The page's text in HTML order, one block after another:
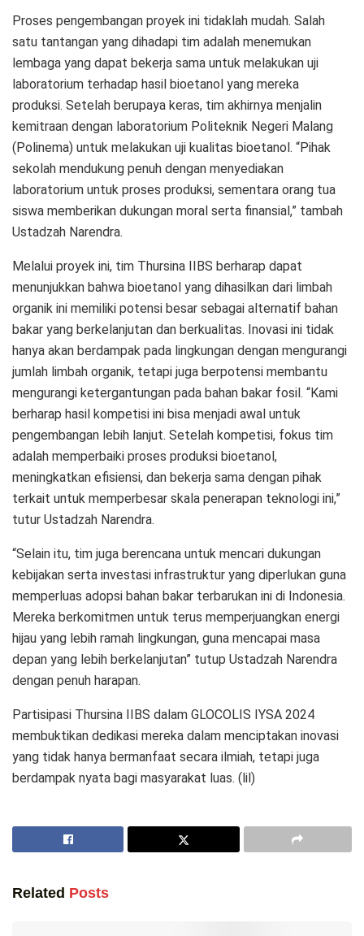
Proses pengembangan proyek ini tidaklah mudah. Salah
satu tantangan yang dihadapi tim adalah menemukan
lembaga yang dapat bekerja sama untuk melakukan uji
laboratorium terhadap hasil bioetanol yang mereka
produksi. Setelah berupaya keras, tim akhirnya menjalin
kemitraan dengan laboratorium Politeknik Negeri Malang
(Polinema) untuk melakukan uji kualitas bioetanol. “Pihak
sekolah mendukung penuh dengan menyediakan
laboratorium untuk proses produksi, sementara orang tua
siswa memberikan dukungan moral serta finansial,” tambah
Ustadzah Narendra.
Melalui proyek ini, tim Thursina IIBS berharap dapat
menunjukkan bahwa bioetanol yang dihasilkan dari limbah
organik ini memiliki potensi besar sebagai alternatif bahan
bakar yang berkelanjutan dan berkualitas. Inovasi ini tidak
hanya akan berdampak pada lingkungan dengan mengurangi
jumlah limbah organik, tetapi juga berpotensi membantu
mengurangi ketergantungan pada bahan bakar fosil. “Kami
berharap hasil kompetisi ini bisa menjadi awal untuk
pengembangan lebih lanjut. Setelah kompetisi, fokus tim
adalah memperbaiki proses produksi bioetanol,
meningkatkan efisiensi, dan bekerja sama dengan pihak
terkait untuk memperbesar skala penerapan teknologi ini,”
tutur Ustadzah Narendra.
“Selain itu, tim juga berencana untuk mencari dukungan
kebijakan serta investasi infrastruktur yang diperlukan guna
memperluas adopsi bahan bakar terbarukan ini di Indonesia.
Mereka berkomitmen untuk terus memperjuangkan energi
hijau yang lebih ramah lingkungan, guna mencapai masa
depan yang lebih berkelanjutan” tutup Ustadzah Narendra
dengan penuh harapan.
Partisipasi Thursina IIBS dalam GLOCOLIS IYSA 2024
membuktikan dedikasi mereka dalam menciptakan inovasi
yang tidak hanya bermanfaat secara ilmiah, tetapi juga
berdampak nyata bagi masyarakat luas. (lil)
Related Posts